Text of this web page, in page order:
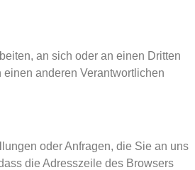
an sich oder an einen Dritten
anderen Verantwortlichen
oder Anfragen, die Sie an uns
die Adresszeile des Browsers